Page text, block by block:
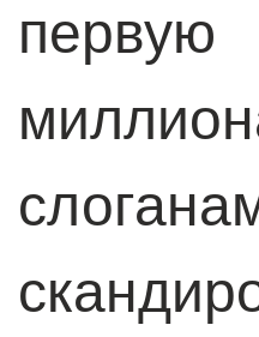
первую